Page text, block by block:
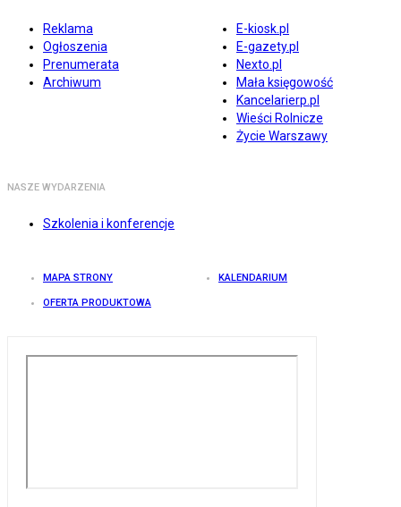
Reklama
Ogłoszenia
Prenumerata
Archiwum
E-kiosk.pl
E-gazety.pl
Nexto.pl
Mała księgowość
Kancelarierp.pl
Wieści Rolnicze
Życie Warszawy
NASZE WYDARZENIA
Szkolenia i konferencje
MAPA STRONY KALENDARIUM
OFERTA PRODUKTOWA